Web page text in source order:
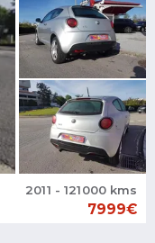
2011 - 121000 kms
7999€